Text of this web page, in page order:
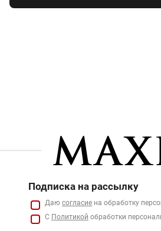
Подписка на рассылку
Даю согласие на обработку
С Политикой обработки